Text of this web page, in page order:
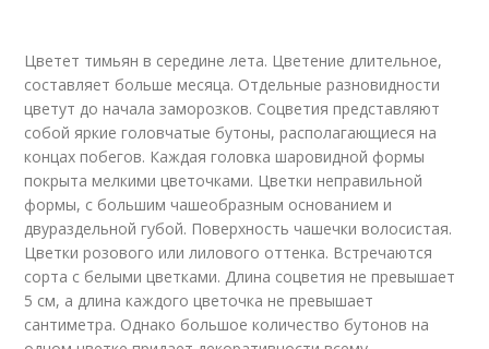
Цветет тимьян в середине лета. Цветение длительное,
составляет больше месяца. Отдельные разновидности
цветут до начала заморозков. Соцветия представляют
собой яркие головчатые бутоны, располагающиеся на
концах побегов. Каждая головка шаровидной формы
покрыта мелкими цветочками. Цветки неправильной
формы, с большим чашеобразным основанием и
двураздельной губой. Поверхность чашечки волосистая.
Цветки розового или лилового оттенка. Встречаются
сорта с белыми цветками. Длина соцветия не превышает
5 см, а длина каждого цветочка не превышает
сантиметра. Однако большое количество бутонов на